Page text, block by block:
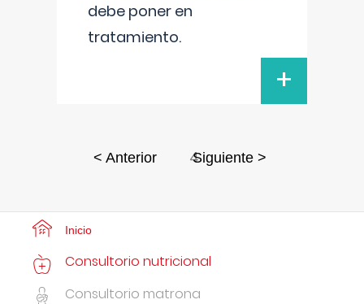
debe poner en
tratamiento.
+
< Anterior 4
Siguiente >
Inicio
Consultorio nutricional
Consultorio matrona